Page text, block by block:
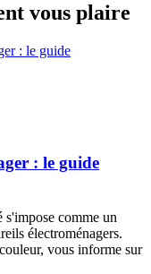
vous plaire
: le guide
comme un
électroménagers.
vous informe sur